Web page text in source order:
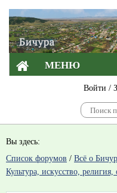
МЕНЮ
Войти /
Вы здесь:
Список форумов / Всё о
Культура, искусство, религия,